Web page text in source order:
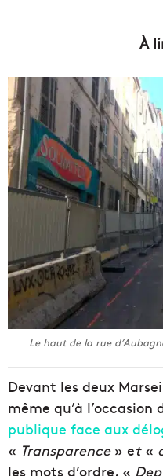
À
Le haut de la rue
Devant les deux
même qu’à l’occasion
publique face aux
« Transparence » et «
les mots d’ordre. «